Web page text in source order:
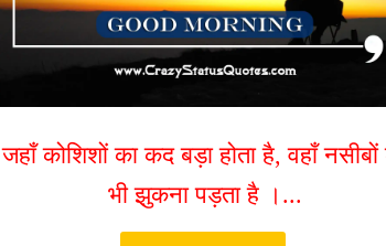
जहाँ कोशिशों का कद बड़ा होता है, वहाँ नसीबों
भी झुकना पड़ता है ।...